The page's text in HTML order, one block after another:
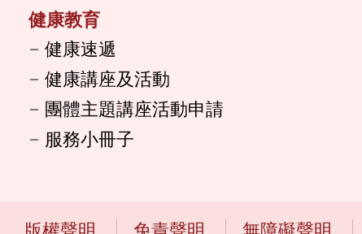
健康教育
健康速遞
健康講座及活動
團體主題講座活動申請
服務小冊子
版權聲明 免責聲明 無障礙聲明